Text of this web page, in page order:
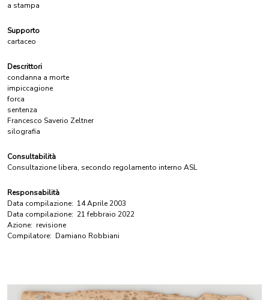
a stampa
Supporto
cartaceo
Descrittori
condanna a morte
impiccagione
forca
sentenza
Francesco Saverio Zeltner
silografia
Consultabilità
Consultazione libera, secondo regolamento interno ASL
Responsabilità
Data compilazione: 14 Aprile 2003
Data compilazione: 21 febbraio 2022
Azione: revisione
Compilatore: Damiano Robbiani